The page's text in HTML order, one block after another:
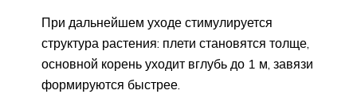
При дальнейшем уходе стимулируется
структура растения: плети становятся толще,
основной корень уходит вглубь до 1 м, завязи
формируются быстрее.